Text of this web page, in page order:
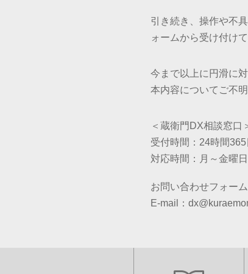
引き続き、操作や不
ォームから受け付けて
今まで以上に円滑に
本内容についてご不
＜蔵衛門DX相談窓口
受付時間：24時間
対応時間：月～金曜
お問い合わせフォーム
E-mail：